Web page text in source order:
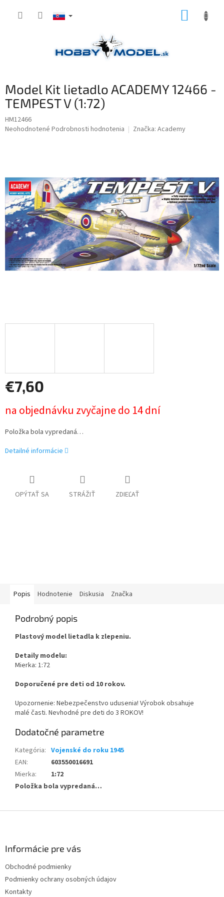
Model Kit lietadlo ACADEMY 12466 -
TEMPEST V (1:72)
HM12466
Priemerné
z
5
hviezdičiek.
Neohodnotené Podrobnosti hodnotenia Značka: Academy
€7,60
cena:
na objednávku zvyčajne do 14 dní
Položka bola vypredaná…
Detailné informácie
OPÝTAŤ SA STRÁŽIŤ ZDIEĽAŤ
Popis Hodnotenie Diskusia Značka
Podrobný popis
Plastový model lietadla k zlepeniu.
Detaily modelu:
Mierka: 1:72
Doporučené pre deti od 10 rokov.
Upozornenie: Nebezpečenstvo udusenia! Výrobok obsahuje
malé časti. Nevhodné pre deti do 3 ROKOV!
Dodatočné parametre
Kategória: Vojenské do roku 1945
EAN:
603550016691
Mierka:
1:72
Položka bola vypredaná…
Informácie pre vás
Obchodné podmienky
Podmienky ochrany osobných údajov
Kontakty